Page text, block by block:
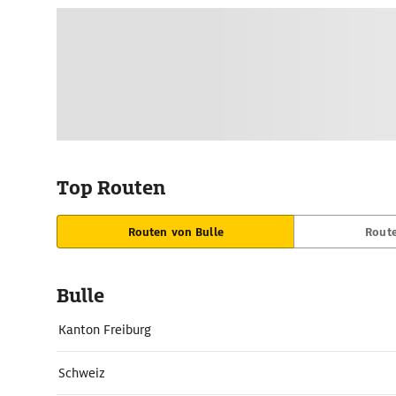
Top Routen
Routen von Bulle
Bulle
Kanton Freiburg
Schweiz